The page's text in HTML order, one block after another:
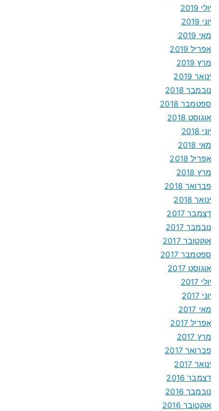
יולי 2019
יוני 2019
מאי 2019
אפריל 2019
מרץ 2019
ינואר 2019
נובמבר 2018
ספטמבר 2018
אוגוסט 2018
יוני 2018
מאי 2018
אפריל 2018
מרץ 2018
פברואר 2018
ינואר 2018
דצמבר 2017
נובמבר 2017
אוקטובר 2017
ספטמבר 2017
אוגוסט 2017
יולי 2017
יוני 2017
מאי 2017
אפריל 2017
מרץ 2017
פברואר 2017
ינואר 2017
דצמבר 2016
נובמבר 2016
אוקטובר 2016